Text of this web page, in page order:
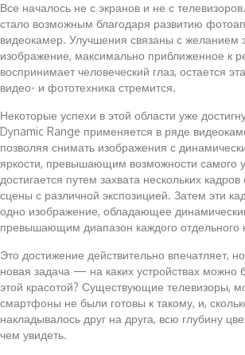
Все началось не с экранов и не с
стало возможным благодаря развитию
видеокамер. Улучшения связаны с желанием
изображение, максимально приближенное к
воспринимает человеческий глаз, остается
видео- и фототехника стремится.
Некоторые успехи в этой области уже
Dynamic Range применяется в ряде
позволяя снимать изображения с
яркости, превышающим возможности самого
достигается путем захвата нескольких
сцены с различной экспозицией. Затем эти
одно изображение, обладающее
превышающим диапазон каждого отдельного
Это достижение действительно впечатляет,
новая задача — на каких устройствах можно
этой красотой? Существующие телевизоры,
смартфоны не были готовы к такому, и,
накладывалось друг на друга, всю глубину
чем увидеть.